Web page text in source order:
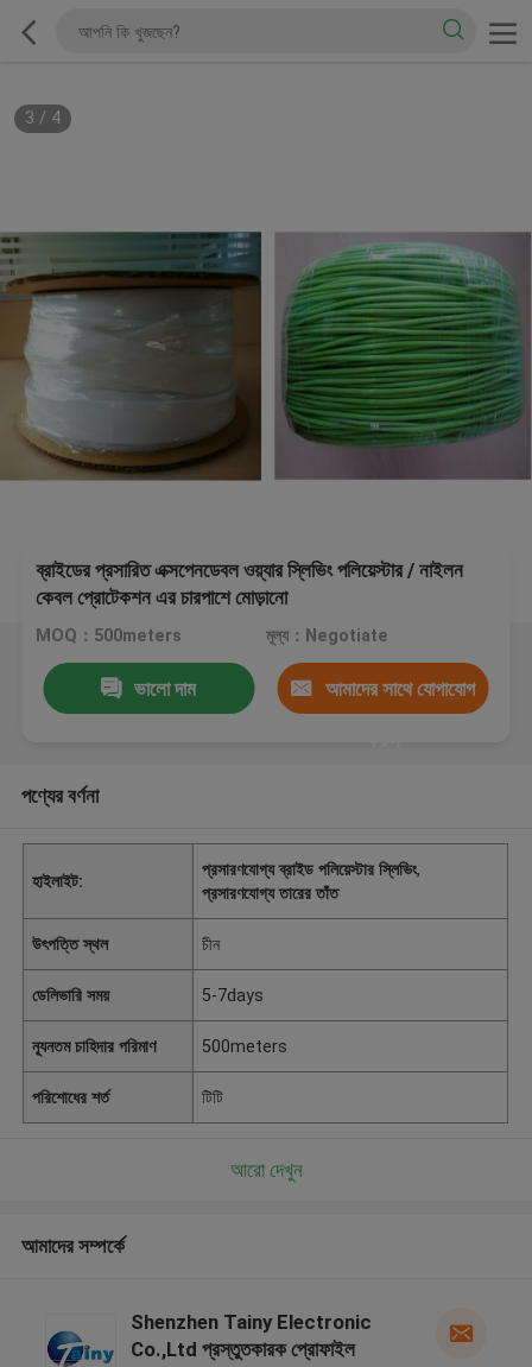
3 / 4
ব্রাইডের প্রসারিত এক্সপেনডেবল ওয়্যার স্লিভিং পলিয়েস্টার / নাইলন
কেবল প্রোটেকশন এর চারপাশে মোড়ানো
MOQ：500meters মূল্য：Negotiate
ভালো দাম আমাদের সাথে যোগাযোগ
পণ্যের বর্ণনা
হাইলাইট:
প্রসারণযোগ্য ব্রাইড পলিয়েস্টার স্লিভিং,
প্রসারণযোগ্য তারের তাঁত
উৎপত্তি স্থল চীন
ডেলিভারি সময় 5-7days
ন্যূনতম চাহিদার পরিমাণ 500meters
পরিশোধের শর্ত টিটি
আরো দেখুন
আমাদের সম্পর্কে
Shenzhen Tainy Electronic
Co.,Ltd প্রস্তুতকারক প্রোফাইল